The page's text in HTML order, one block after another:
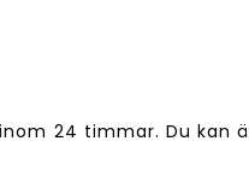
24 timmar. Du kan